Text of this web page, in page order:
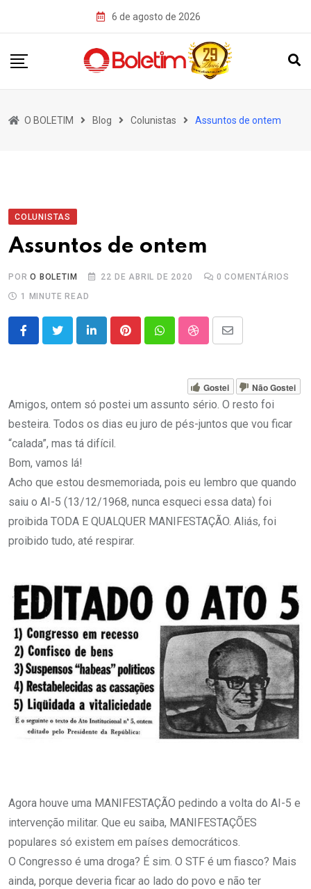
6 de agosto de 2026
O BOLETIM Blog Colunistas Assuntos de ontem
COLUNISTAS
Assuntos de ontem
PORO BOLETIM 22 DE ABRIL DE 2020 0 COMENTÁRIOS
1 MINUTE READ
LinkedInPinterestWhatsappStumbleUpon
Share
Email
Gostei Não Gostei
Amigos, ontem só postei um assunto sério. O resto foi
besteira. Todos os dias eu juro de pés-juntos que vou ficar
“calada”, mas tá difícil.
Bom, vamos lá!
Acho que estou desmemoriada, pois eu lembro que quando
saiu o AI-5 (13/12/1968, nunca esqueci essa data) foi
proibida TODA E QUALQUER MANIFESTAÇÃO. Aliás, foi
proibido tudo, até respirar.
Agora houve uma MANIFESTAÇÃO pedindo a volta do AI-5 e
intervenção militar. Que eu saiba, MANIFESTAÇÕES
populares só existem em países democráticos.
O Congresso é uma droga? É sim. O STF é um fiasco? Mais
ainda, porque deveria ficar ao lado do povo e não ter